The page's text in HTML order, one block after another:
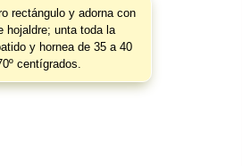
rectángulo y adorna con
hojaldre; unta toda la
y hornea de 35 a 40
centígrados.